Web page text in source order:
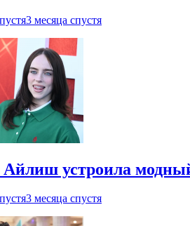
3 месяца спустя
устроила
3 месяца спустя